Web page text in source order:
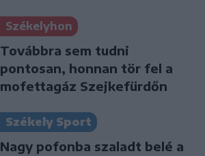
Székelyhon
Továbbra sem tudni
pontosan, honnan tör fel a
mofettagáz Szejkefürdőn
Székely Sport
Nagy pofonba szaladt belé a